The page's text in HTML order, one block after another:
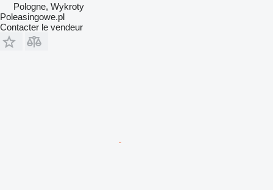
Pologne, Wykroty
Poleasingowe.pl
Contacter le vendeur